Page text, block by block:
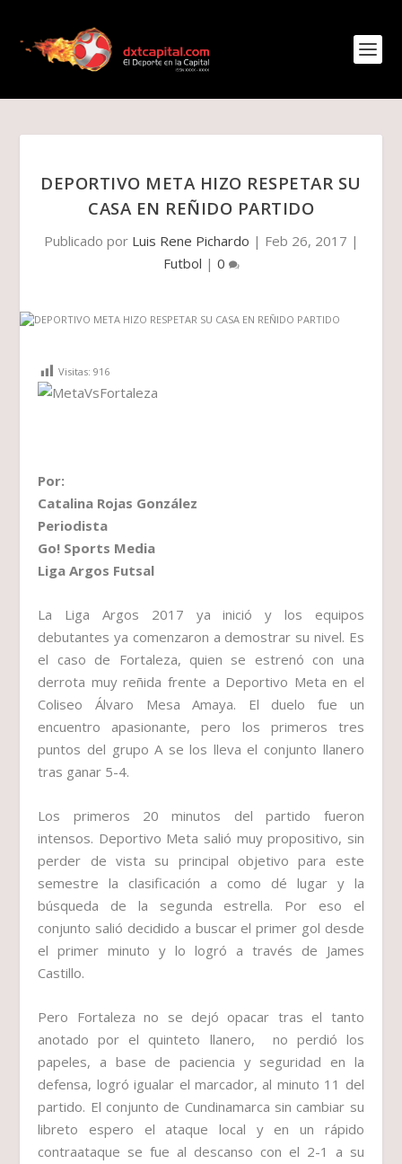
DEPORTIVO META HIZO RESPETAR SU
CASA EN REÑIDO PARTIDO
Publicado por Luis Rene Pichardo | Feb 26, 2017 |
Futbol | 0
Visitas: 916
Por:
Catalina Rojas González
Periodista
Go! Sports Media
Liga Argos Futsal
La Liga Argos 2017 ya inició y los equipos
debutantes ya comenzaron a demostrar su nivel. Es
el caso de Fortaleza, quien se estrenó con una
derrota muy reñida frente a Deportivo Meta en el
Coliseo Álvaro Mesa Amaya. El duelo fue un
encuentro apasionante, pero los primeros tres
puntos del grupo A se los lleva el conjunto llanero
tras ganar 5-4.
Los primeros 20 minutos del partido fueron
intensos. Deportivo Meta salió muy propositivo, sin
perder de vista su principal objetivo para este
semestre la clasificación a como dé lugar y la
búsqueda de la segunda estrella. Por eso el
conjunto salió decidido a buscar el primer gol desde
el primer minuto y lo logró a través de James
Castillo.
Pero Fortaleza no se dejó opacar tras el tanto
anotado por el quinteto llanero, no perdió los
papeles, a base de paciencia y seguridad en la
defensa, logró igualar el marcador, al minuto 11 del
partido. El conjunto de Cundinamarca sin cambiar su
libreto espero el ataque local y en un rápido
contraataque se fue al descanso con el 2-1 a su